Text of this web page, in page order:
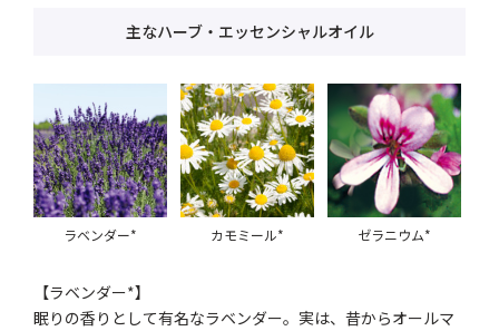
主なハーブ・エッセンシャルオイル
ラベンダー* カモミール* ゼラニウム*
【ラベンダー*】
眠りの香りとして有名なラベンダー。実は、昔からオールマ